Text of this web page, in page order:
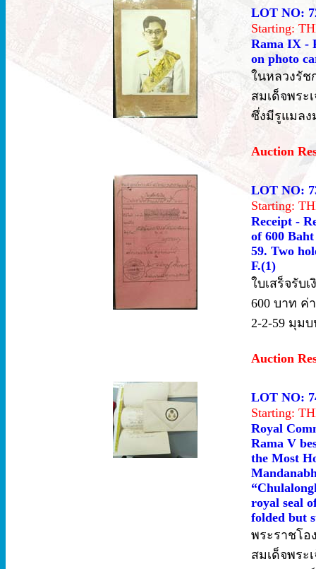
LOT NO:
Starting:
Rama IX -
on photo
ในหลวงรั
สมเด็จพระ
ซึ่งมีรูแมลง
Auction
LOT NO:
Starting:
Receipt -
of 600
59. Two
F.(1)
ใบเสร็จรับ
600 บาท ค่
2-2-59 มุม
Auction
LOT NO:
Starting:
Royal
Rama V
the Most
royal seal
folded but
พระราชโอ
สมเด็จพระ